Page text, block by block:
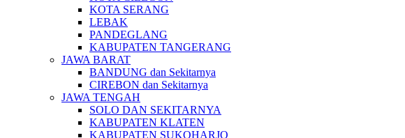
KOTA SERANG
LEBAK
PANDEGLANG
KABUPATEN TANGERANG
JAWA BARAT
BANDUNG dan Sekitarnya
CIREBON dan Sekitarnya
JAWA TENGAH
SOLO DAN SEKITARNYA
KABUPATEN KLATEN
KABUPATEN SUKOHARJO